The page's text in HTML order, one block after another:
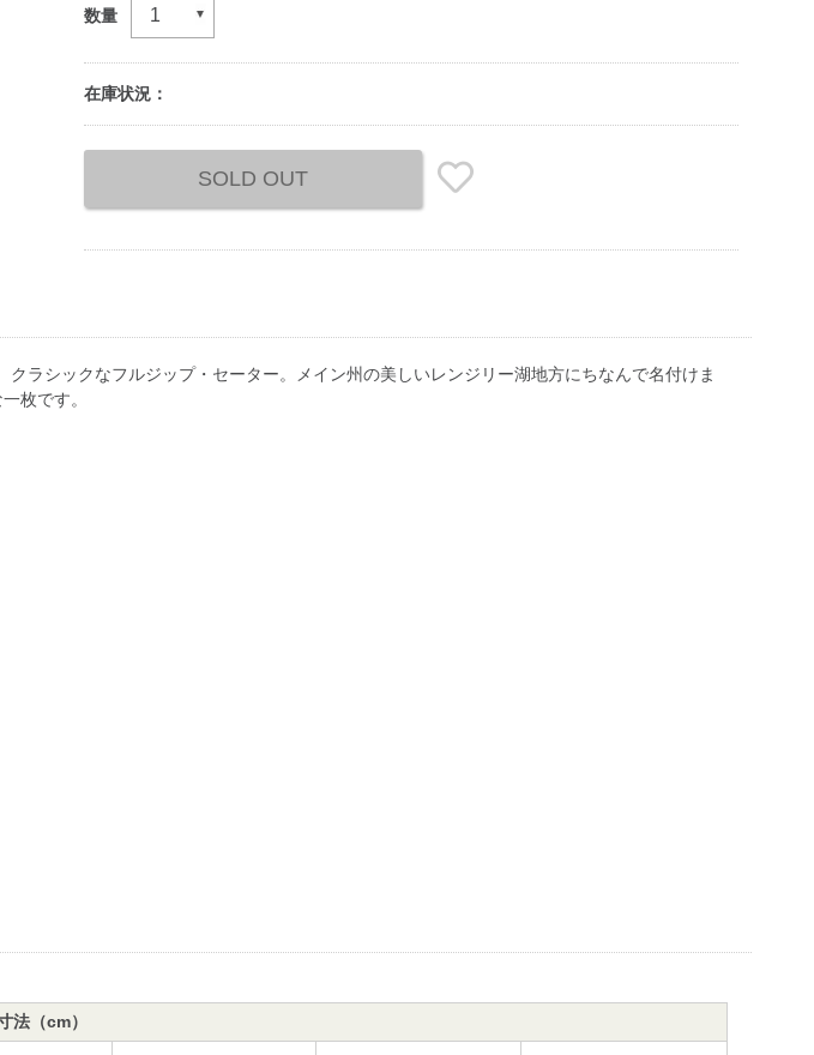
数量
在庫状況：
options
SOLD OUT
ラシックなフルジップ・セーター。メイン州の美しいレンジリー湖地方にちなんで名付けま
枚です。
法（cm）